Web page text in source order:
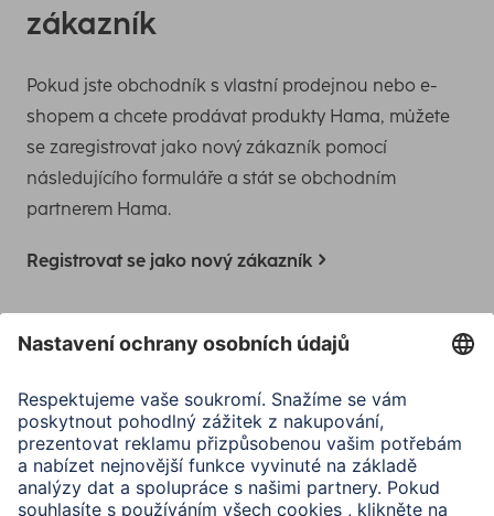
zákazník
Pokud jste obchodník s vlastní prodejnou nebo e-
shopem a chcete prodávat produkty Hama, můžete
se zaregistrovat jako nový zákazník pomocí
následujícího formuláře a stát se obchodním
partnerem Hama.
Registrovat se jako nový zákazník
Požádat o založení účtu